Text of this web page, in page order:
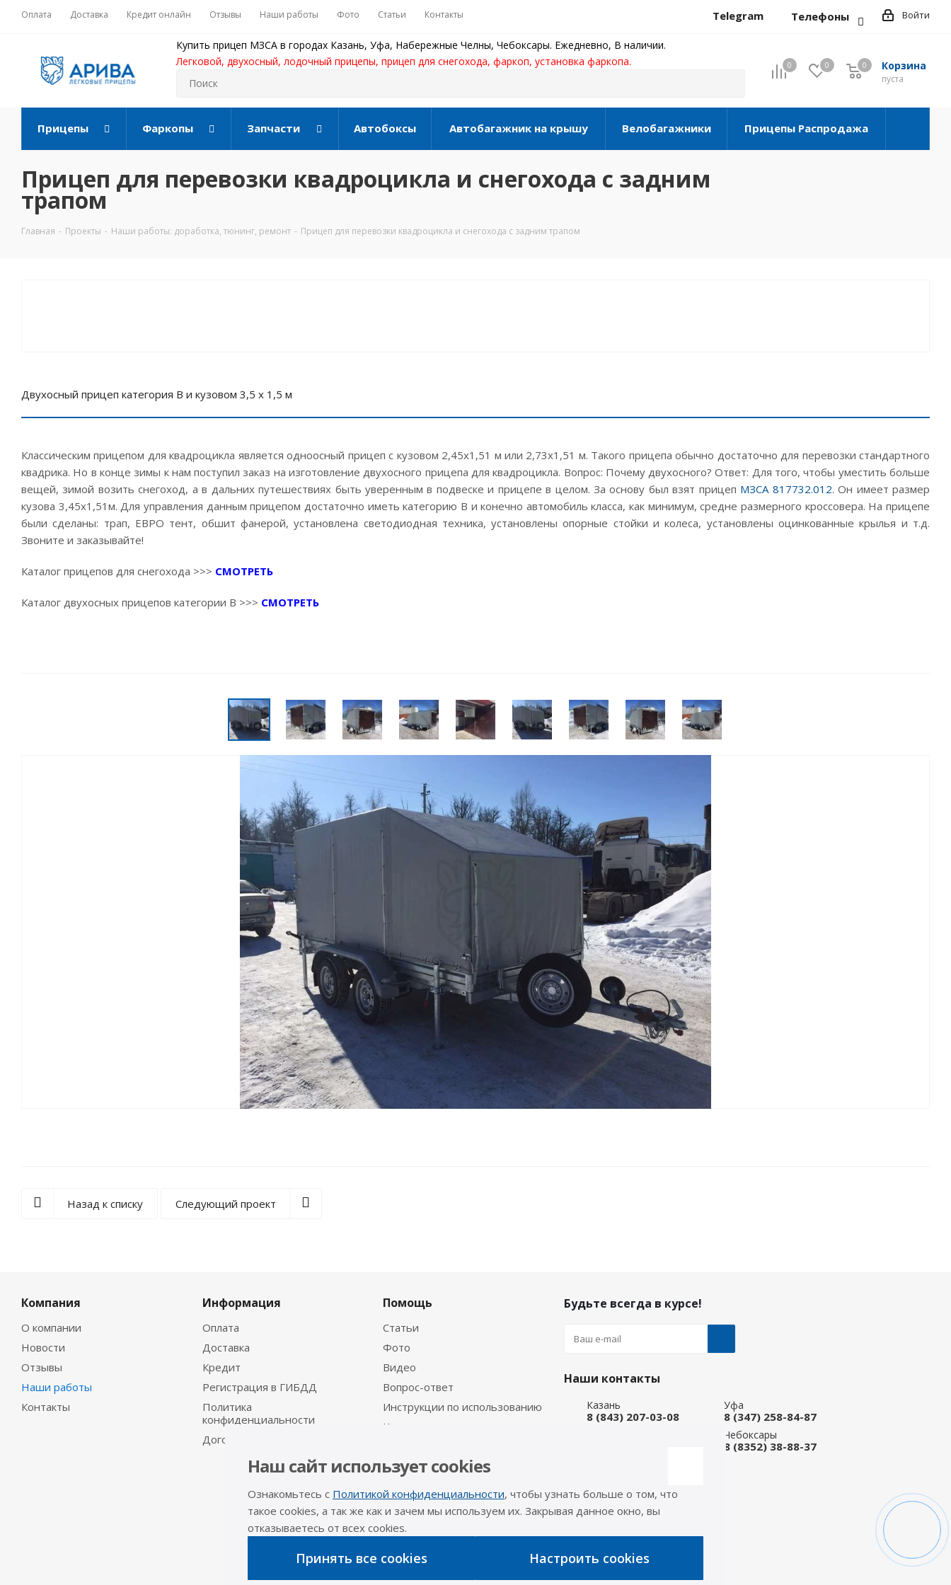
Оплата Доставка Кредит онлайн Отзывы Наши работы Фото Статьи Контакты Войти
Telegram Телефоны
Купить прицеп МЗСА в городах Казань, Уфа, Набережные Челны, Чебоксары. Ежедневно, В наличии.
Легковой, двухосный, лодочный прицепы, прицеп для снегохода, фаркоп, установка фаркопа.
0 0 Корзина
0
пуста
0
Прицепы Фаркопы Запчасти Автобоксы Автобагажник на крышу Велобагажники Прицепы Распродажа
Прицеп для перевозки квадроцикла и снегохода с задним
трапом
Главная - Проекты - Наши работы: доработка, тюнинг, ремонт - Прицеп для перевозки квадроцикла и снегохода с задним трапом
Двухосный прицеп категория В и кузовом 3,5 х 1,5 м
Классическим прицепом для квадроцикла является одноосный прицеп с кузовом 2,45х1,51 м или 2,73х1,51 м. Такого прицепа обычно достаточно для перевозки стандартного
квадрика. Но в конце зимы к нам поступил заказ на изготовление двухосного прицепа для квадроцикла. Вопрос: Почему двухосного? Ответ: Для того, чтобы уместить больше
вещей, зимой возить снегоход, а в дальних путешествиях быть уверенным в подвеске и прицепе в целом. За основу был взят прицеп МЗСА 817732.012. Он имеет размер
кузова 3,45х1,51м. Для управления данным прицепом достаточно иметь категорию В и конечно автомобиль класса, как минимум, средне размерного кроссовера. На прицепе
были сделаны: трап, ЕВРО тент, обшит фанерой, установлена светодиодная техника, установлены опорные стойки и колеса, установлены оцинкованные крылья и т.д.
Звоните и заказывайте!
Каталог прицепов для снегохода >>> СМОТРЕТЬ
Каталог двухосных прицепов категории В >>> СМОТРЕТЬ
Назад к списку Следующий проект
Компания
О компании
Новости
Отзывы
Наши работы
Контакты
Информация
Оплата
Доставка
Кредит
Регистрация в ГИБДД
Политика
конфиденциальности
Договор-оферта
Помощь
Статьи
Фото
Видео
Вопрос-ответ
Инструкции по использованию
Каталог производителя
Будьте всегда в курсе!
Оставайтесь на связи
Наши контакты
Казань
8 (843) 207-03-08
Уфа
8 (347) 258-84-87
Чебоксары
8 (8352) 38-88-37
info@a-pricep.ru
Наш сайт использует cookies
Ознакомьтесь с Политикой конфиденциальности, чтобы узнать больше о том, что
такое cookies, а так же как и зачем мы используем их. Закрывая данное окно, вы
отказываетесь от всех cookies.
Принять все cookies Настроить cookies